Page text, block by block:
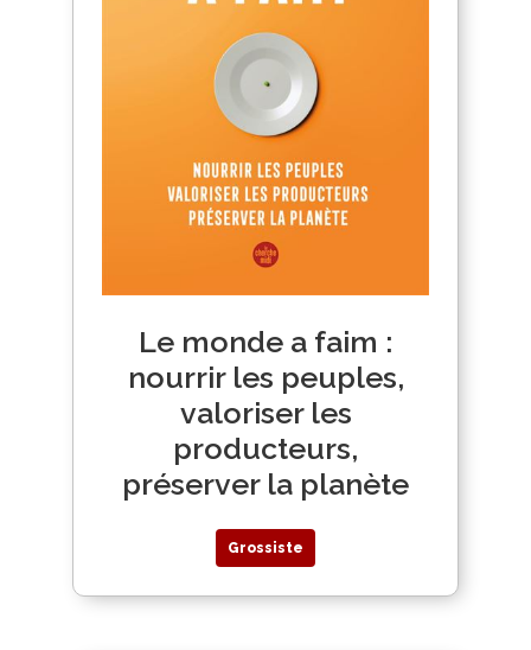
Le monde a faim :
nourrir les peuples,
valoriser les
producteurs,
préserver la planète
Grossiste